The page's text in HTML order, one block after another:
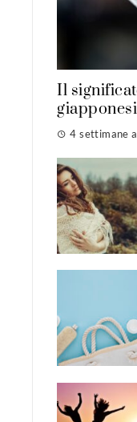
Il
giapponesi
4 settimane